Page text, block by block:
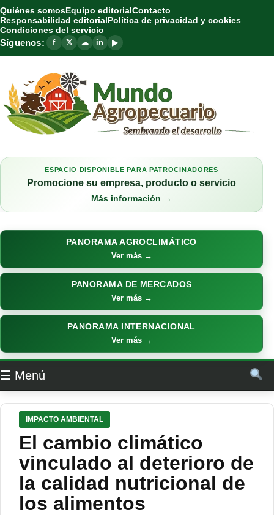
Quiénes somosEquipo editorialContacto
Responsabilidad editorialPolítica de privacidad y cookies
Condiciones del servicio
Síguenos: f 𝕏 ☁ in ▶
ESPACIO DISPONIBLE PARA PATROCINADORES
Promocione su empresa, producto o servicio
Más información →
PANORAMA AGROCLIMÁTICO
Ver más →
PANORAMA DE MERCADOS
Ver más →
PANORAMA INTERNACIONAL
Ver más →
☰ Menú
IMPACTO AMBIENTAL
El cambio climático
vinculado al deterioro de
la calidad nutricional de
los alimentos